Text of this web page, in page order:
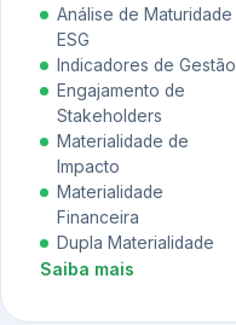
Análise de Maturidade
ESG
Indicadores de Gestão
Engajamento de
Stakeholders
Materialidade de
Impacto
Materialidade
Financeira
Dupla Materialidade
Saiba mais